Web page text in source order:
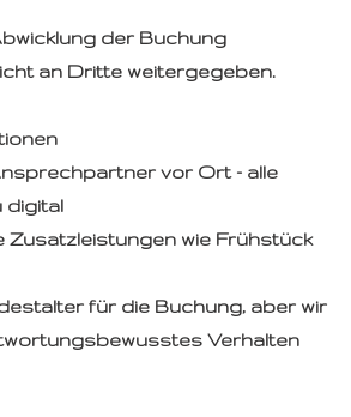
der Buchung
an Dritte weitergegeben.
vor Ort - alle
digital
Zusatzleistungen wie Frühstück
für die Buchung, aber wir
Verhalten